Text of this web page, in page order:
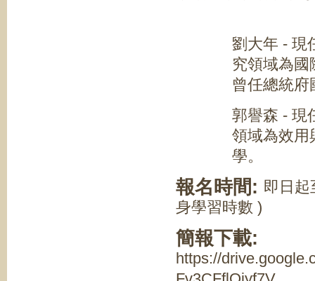
劉大年 - 現
究領域為
曾任總統
郭譽森 - 現
領域為效
報名時間: 即日起
身學習時數 )
簡報下載:
https://